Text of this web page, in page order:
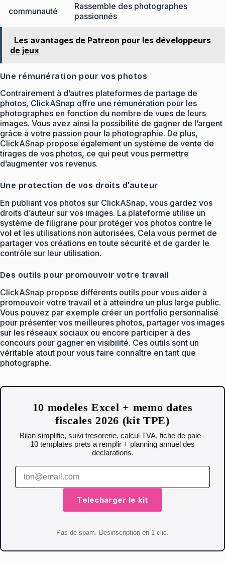
communauté
Rassemble des photographes
passionnés
Les avantages de Patreon pour les développeurs
de jeux
Une rémunération pour vos photos
Contrairement à d’autres plateformes de partage de
photos, ClickASnap offre une rémunération pour les
photographes en fonction du nombre de vues de leurs
images. Vous avez ainsi la possibilité de gagner de l’argent
grâce à votre passion pour la photographie. De plus,
ClickASnap propose également un système de vente de
tirages de vos photos, ce qui peut vous permettre
d’augmenter vos revenus.
Une protection de vos droits d’auteur
En publiant vos photos sur ClickASnap, vous gardez vos
droits d’auteur sur vos images. La plateforme utilise un
système de filigrane pour protéger vos photos contre le
vol et les utilisations non autorisées. Cela vous permet de
partager vos créations en toute sécurité et de garder le
contrôle sur leur utilisation.
Des outils pour promouvoir votre travail
ClickASnap propose différents outils pour vous aider à
promouvoir votre travail et à atteindre un plus large public.
Vous pouvez par exemple créer un portfolio personnalisé
pour présenter vos meilleures photos, partager vos images
sur les réseaux sociaux ou encore participer à des
concours pour gagner en visibilité. Ces outils sont un
véritable atout pour vous faire connaître en tant que
photographe.
10 modeles Excel + memo dates
fiscales 2026 (kit TPE)
Bilan simplifie, suivi tresorerie, calcul TVA, fiche de paie -
10 templates prets a remplir + planning annuel des
declarations.
Telecharger le kit
Pas de spam. Desinscription en 1 clic.